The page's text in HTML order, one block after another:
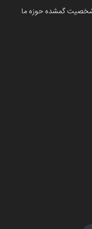
گمشده حوزه ما